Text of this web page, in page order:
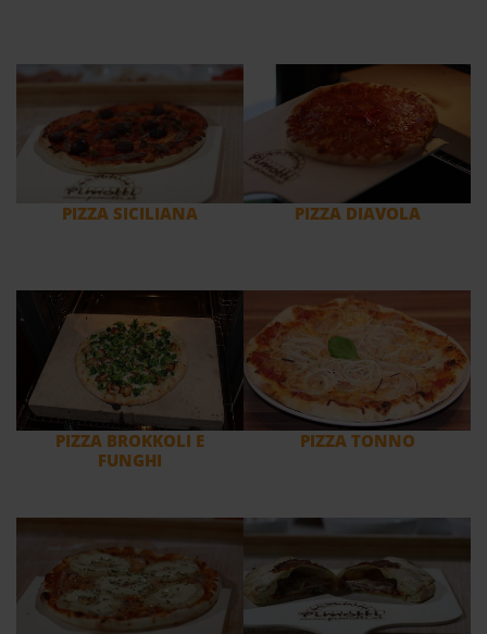
PIZZA SICILIANA PIZZA DIAVOLA
PIZZA BROKKOLI E
FUNGHI
PIZZA TONNO